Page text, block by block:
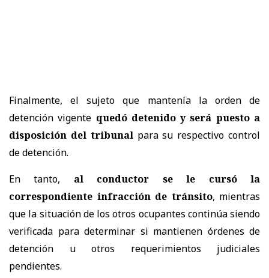
Finalmente, el sujeto que mantenía la orden de
detención vigente quedó detenido y será puesto a
disposición del tribunalpara su respectivo control
de detención.
En tanto, al conductor se le cursó la
correspondiente infracción de tránsito, mientras
que la situación de los otros ocupantes continúa siendo
verificada para determinar si mantienen órdenes de
detención u otros requerimientos judiciales
pendientes.